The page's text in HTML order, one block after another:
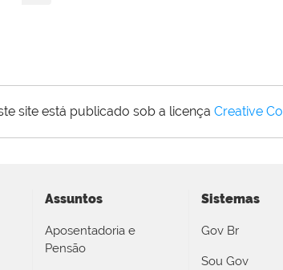
site está publicado sob a licença Creative
Assuntos
Aposentadoria e
Pensão
Sistemas
Gov Br
Sou Gov